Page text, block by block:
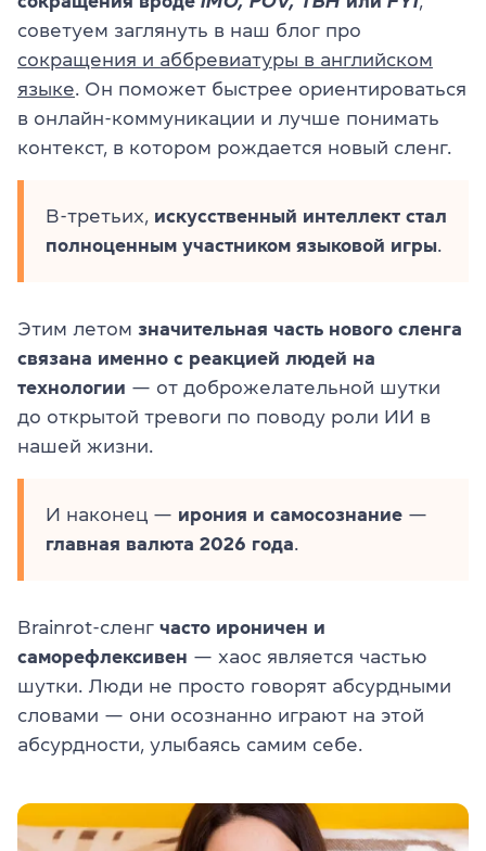
советуем заглянуть в наш блог про
сокращения и аббревиатуры в английском
языке. Он поможет быстрее ориентироваться
в онлайн-коммуникации и лучше понимать
контекст, в котором рождается новый сленг.
В-третьих, искусственный интеллект стал
полноценным участником языковой игры.
Этим летом значительная часть нового сленга
связана именно с реакцией людей на
технологии — от доброжелательной шутки
до открытой тревоги по поводу роли ИИ в
нашей жизни.
И наконец — ирония и самосознание —
главная валюта 2026 года.
Brainrot-сленг часто ироничен и
саморефлексивен — хаос является частью
шутки. Люди не просто говорят абсурдными
словами — они осознанно играют на этой
абсурдности, улыбаясь самим себе.